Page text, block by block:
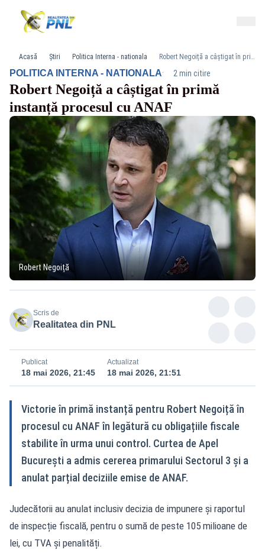
Acasă Știri Politica Interna - nationala Robert Negoiță a câștigat în primă instanță procesul cu ANAF
POLITICA INTERNA - NATIONALA· 2 min citire
Robert Negoiță a câștigat în primă
instanță procesul cu ANAF
Robert Negoiță
Scris de
Realitatea din PNL
Publicat
18 mai 2026, 21:45
Actualizat
18 mai 2026, 21:51
Victorie în primă instanță pentru Robert Negoiță în
procesul cu ANAF în legătură cu obligațiile fiscale
stabilite în urma unui control. Curtea de Apel
București a admis cererea primarului Sectorul 3 și a
anulat parțial deciziile emise de ANAF.
Judecătorii au anulat inclusiv decizia de impunere și raportul
de inspecție fiscală, pentru o sumă de peste 105 milioane de
lei, cu TVA și penalități.